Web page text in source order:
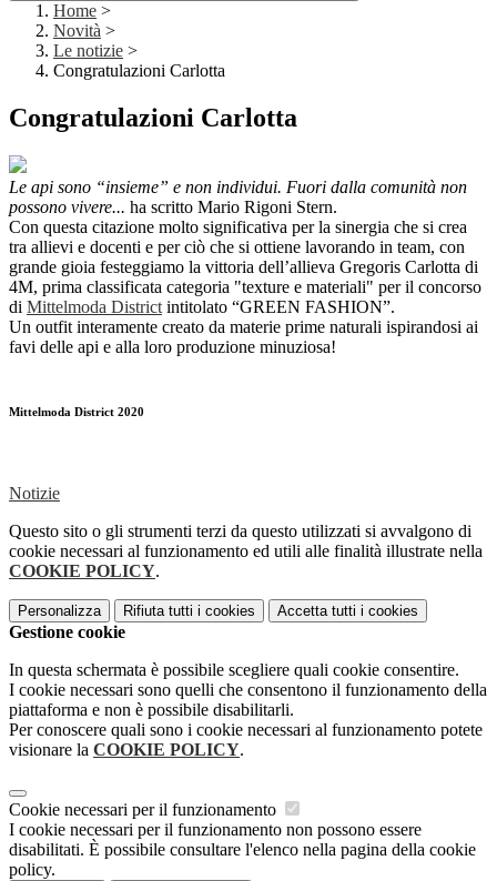
Home >
Novità >
Le notizie >
Congratulazioni Carlotta
Congratulazioni Carlotta
Le api sono “insieme” e non individui. Fuori dalla comunità non
possono vivere... ha scritto Mario Rigoni Stern.
Con questa citazione molto significativa per la sinergia che si crea
tra allievi e docenti e per ciò che si ottiene lavorando in team, con
grande gioia festeggiamo la vittoria dell’allieva Gregoris Carlotta di
4M, prima classificata categoria "texture e materiali" per il concorso
di Mittelmoda District intitolato “GREEN FASHION”.
Un outfit interamente creato da materie prime naturali ispirandosi ai
favi delle api e alla loro produzione minuziosa!
Mittelmoda District 2020
Notizie
Questo sito o gli strumenti terzi da questo utilizzati si avvalgono di
cookie necessari al funzionamento ed utili alle finalità illustrate nella
COOKIE POLICY.
Personalizza Rifiuta tutti i cookies Accetta tutti i cookies
Gestione cookie
In questa schermata è possibile scegliere quali cookie consentire.
I cookie necessari sono quelli che consentono il funzionamento della
piattaforma e non è possibile disabilitarli.
Per conoscere quali sono i cookie necessari al funzionamento potete
visionare la COOKIE POLICY.
Cookie necessari per il funzionamento
I cookie necessari per il funzionamento non possono essere
disabilitati. È possibile consultare l'elenco nella pagina della cookie
policy.